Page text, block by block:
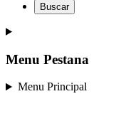
Buscar
Menu Pestana
Menu Principal